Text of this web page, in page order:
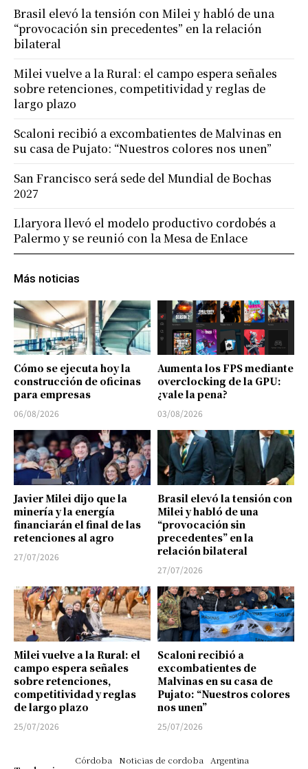
Más noticias
Cómo se ejecuta hoy la
construcción de oficinas
para empresas
06/08/2026
Aumenta los FPS mediante
overclocking de la GPU:
¿vale la pena?
03/08/2026
Javier Milei dijo que la
minería y la energía
financiarán el final de las
retenciones al agro
27/07/2026
Brasil elevó la tensión con
Milei y habló de una
“provocación sin
precedentes” en la
relación bilateral
27/07/2026
Milei vuelve a la Rural: el
campo espera señales
sobre retenciones,
competitividad y reglas
de largo plazo
25/07/2026
Scaloni recibió a
excombatientes de
Malvinas en su casa de
Pujato: “Nuestros colores
nos unen”
25/07/2026
Córdoba Noticias de cordoba Argentina
Brasil elevó la tensión con Milei y habló de una
“provocación sin precedentes” en la relación
bilateral
Milei vuelve a la Rural: el campo espera señales
sobre retenciones, competitividad y reglas de
largo plazo
Scaloni recibió a excombatientes de Malvinas en
su casa de Pujato: “Nuestros colores nos unen”
San Francisco será sede del Mundial de Bochas
2027
Llaryora llevó el modelo productivo cordobés a
Palermo y se reunió con la Mesa de Enlace